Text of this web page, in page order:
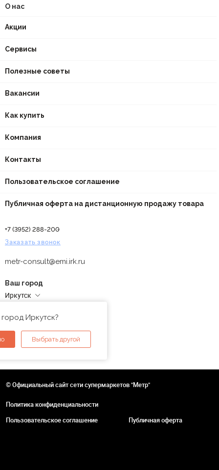
О нас
Акции
Сервисы
Полезные советы
Вакансии
Как купить
Компания
Контакты
Пользовательское соглашение
Публичная оферта на дистанционную продажу товара
+7 (3952) 288-200
Заказать звонок
metr-consult@emi.irk.ru
Ваш город
Иркутск
Иркутск?
Выбрать другой
© Официальный сайт сети супермаркетов "Метр"
Политика конфиденциальности
Пользовательское соглашение
Публичная оферта